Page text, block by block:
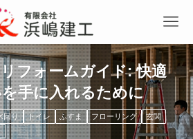
フォームガイド: 快適
手に入れるために
回り トイレ ふすま フローリング
玄関